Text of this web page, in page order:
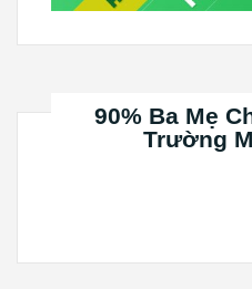
90% Ba Mẹ
Trường